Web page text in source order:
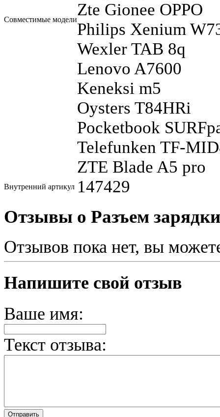
Совместимые модели
Zte Gionee OPPO
Philips Xenium
Wexler TAB 8q
Lenovo A7600
Keneksi m5
Oysters T84HRi
Pocketbook
Telefunken TF-
ZTE Blade A5 pro
Внутренний артикул 147429
Отзывы о Разъем
Отзывов пока нет, вы
Напишите свой отзыв
Ваше имя:
Текст отзыва: